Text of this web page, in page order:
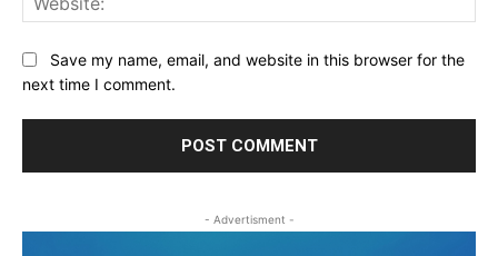
Save my name, email, and website in this browser for the
next time I comment.
- Advertisment -